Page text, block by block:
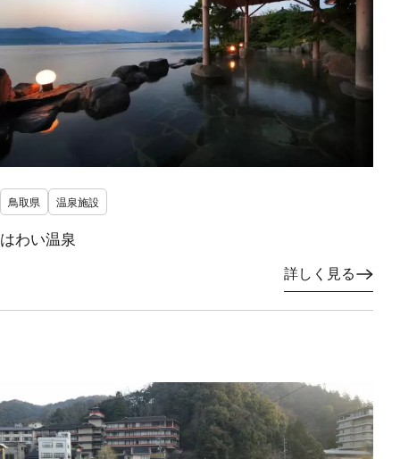
鳥取県 温泉施設
はわい温泉
詳しく見る